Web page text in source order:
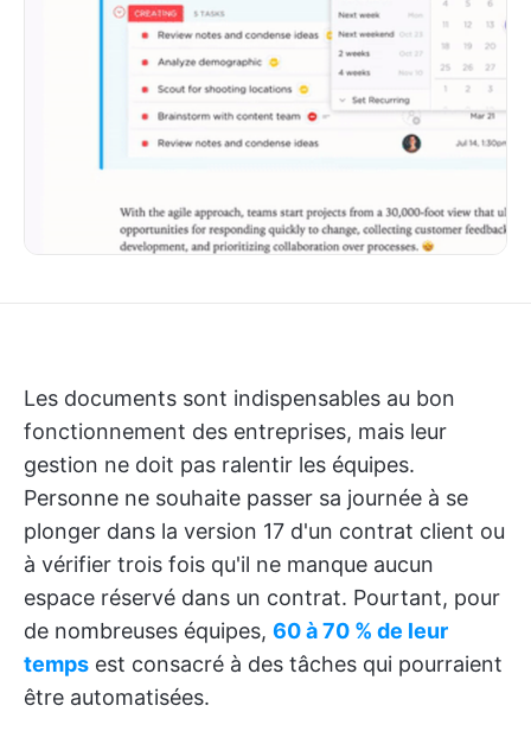
Les documents sont indispensables au bon
fonctionnement des entreprises, mais leur
gestion ne doit pas ralentir les équipes.
Personne ne souhaite passer sa journée à se
plonger dans la version 17 d'un contrat client ou
à vérifier trois fois qu'il ne manque aucun
espace réservé dans un contrat. Pourtant, pour
de nombreuses équipes, 60 à 70 % de leur
temps est consacré à des tâches qui pourraient
être automatisées.